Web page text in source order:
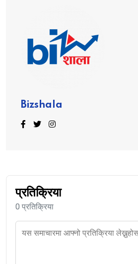
Bizshala
प्रतिक्रिया
0 प्रतिक्रिया